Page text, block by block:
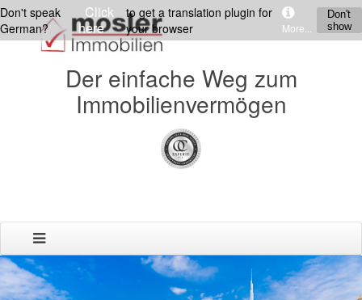
Der einfache Weg zum
Immobilienvermögen
Don't speak
German?
Click
here
to get a translation plugin for
your browser
More...
Don't
show